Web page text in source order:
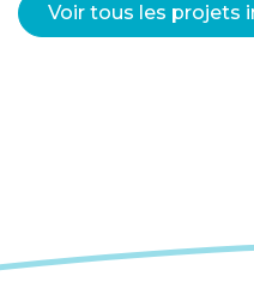
Voir tous les projets